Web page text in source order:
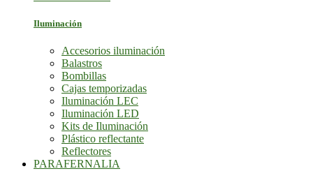
Iluminación
Accesorios iluminación
Balastros
Bombillas
Cajas temporizadas
Iluminación LEC
Iluminación LED
Kits de Iluminación
Plástico reflectante
Reflectores
PARAFERNALIA